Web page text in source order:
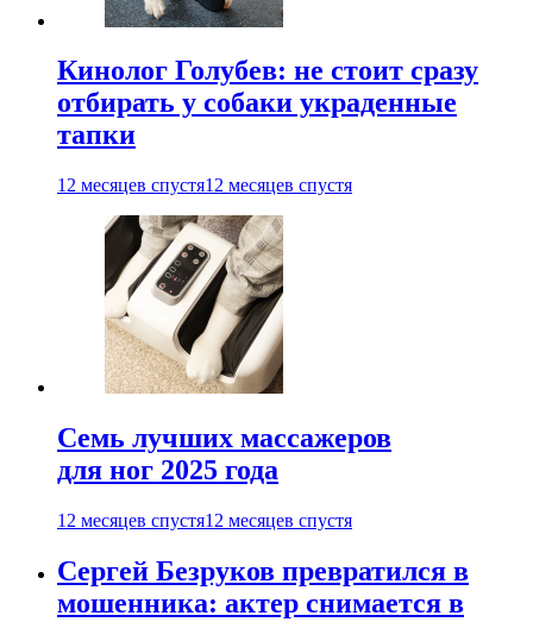
Кинолог Голубев: не стоит сразу
отбирать у собаки украденные
тапки
12 месяцев спустя12 месяцев спустя
Семь лучших массажеров
для ног 2025 года
12 месяцев спустя12 месяцев спустя
Сергей Безруков превратился в
мошенника: актер снимается в